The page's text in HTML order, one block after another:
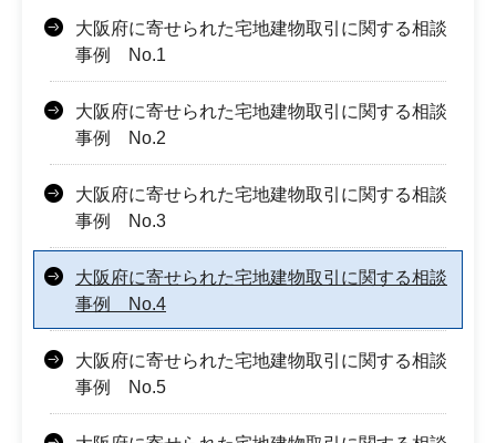
大阪府に寄せられた宅地建物取引に関する相談
事例 No.1
大阪府に寄せられた宅地建物取引に関する相談
事例 No.2
大阪府に寄せられた宅地建物取引に関する相談
事例 No.3
大阪府に寄せられた宅地建物取引に関する相談
事例 No.4
大阪府に寄せられた宅地建物取引に関する相談
事例 No.5